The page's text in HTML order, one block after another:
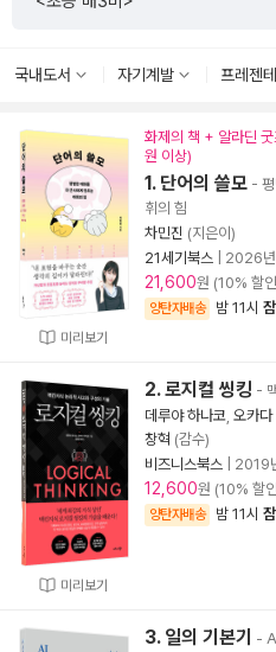
국내도서 자기계발 프레젠
미리보기
화제의 책 + 알라딘
원 이상)
1. 단어의 쓸모 -
휘의 힘
차민진 (지은이)
21세기북스
2026
21,600원 (10% 할
양탄자배송 밤 11시
미리보기
2. 로지컬 씽킹 -
데루야 하나코 오카다
창혁 (감수)
비즈니스북스
2019
12,600원 (10% 할
양탄자배송 밤 11시
3. 일의 기본기 -